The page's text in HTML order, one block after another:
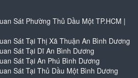
Sát Phường Thủ Dầu Một TP.HCM |
Sát Tại Thị Xã Thuận An Bình Dương
Sát Tại Dĩ An Bình Dương
Sát Tại An Phú Bình Dương
Sát Tại Thủ Dầu Một Bình Dương